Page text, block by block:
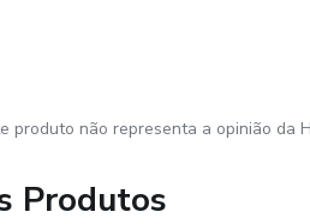
produto não representa a opinião da
Produtos